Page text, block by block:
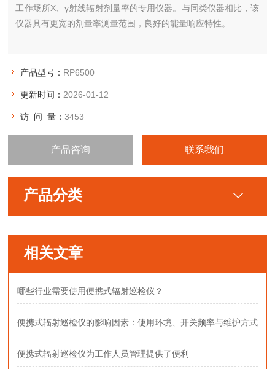
工作场所X、γ射线辐射剂量率的专用仪器。与同类仪器相比，该
仪器具有更宽的剂量率测量范围，良好的能量响应特性。
产品型号： RP6500
更新时间： 2026-01-12
访 问 量：3453
产品咨询 联系我们
产品分类
相关文章
哪些行业需要使用便携式辐射巡检仪？
便携式辐射巡检仪的影响因素：使用环境、开关频率与维护方式
便携式辐射巡检仪为工作人员管理提供了便利